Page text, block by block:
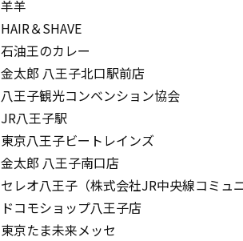
羊羊
HAIR＆SHAVE
石油王のカレー
金太郎 八王子北口駅前店
八王子観光コンベンション協会
JR八王子駅
東京八王子ビートレインズ
金太郎 八王子南口店
セレオ八王子（株式会社JR中央線コミュ
ドコモショップ八王子店
東京たま未来メッセ